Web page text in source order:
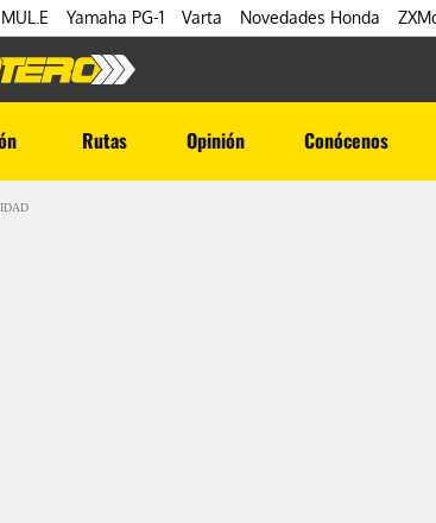
MUL.E Yamaha PG-1 Varta Novedades Honda
Rutas Opinión Conócenos